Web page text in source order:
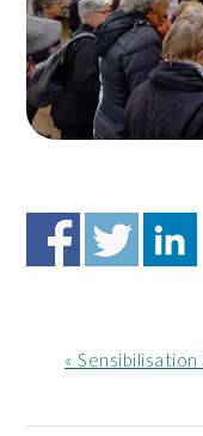
Article
:
«